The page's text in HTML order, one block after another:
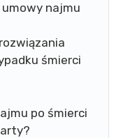
najmu
śmierci
po śmierci